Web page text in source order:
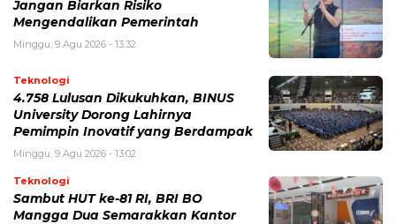
Jangan Biarkan Risiko
Mengendalikan Pemerintah
Minggu, 9 Agu 2026 - 13:32
Teknologi
4.758 Lulusan Dikukuhkan, BINUS
University Dorong Lahirnya
Pemimpin Inovatif yang Berdampak
Minggu, 9 Agu 2026 - 13:02
Teknologi
Sambut HUT ke-81 RI, BRI BO
Mangga Dua Semarakkan Kantor